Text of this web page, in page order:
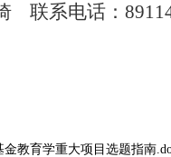
联系电话：
金教育学重大项目选题指南